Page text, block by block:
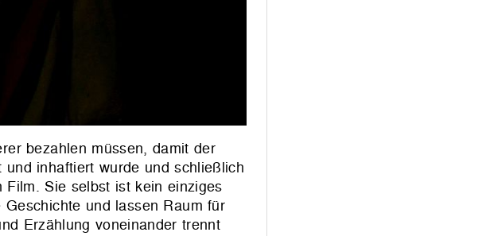
bezahlen müssen, damit der
inhaftiert wurde und schließlich
Sie selbst ist kein einziges
und lassen Raum für
Erzählung voneinander trennt